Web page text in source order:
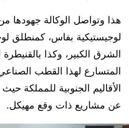
هذا وتواصل الوكالة جهودها
لوجيستيكية بفاس، كمنطلق
الشرق الكبير، وكذا بالقنيطرة
المتسارع لهذا القطب
الأقاليم الجنوبية للمملكة
عن مشاريع ذات وقع مهيكل.